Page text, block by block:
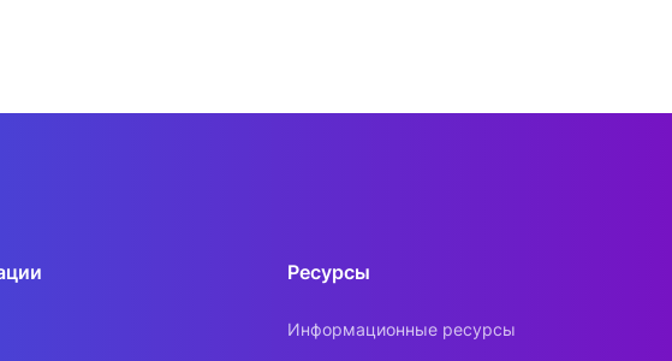
Ресурсы
Информационные ресурсы